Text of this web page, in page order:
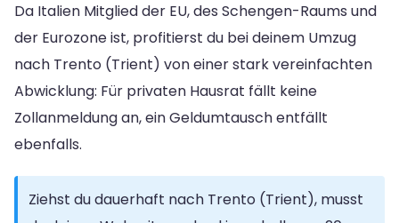
Da Italien Mitglied der EU, des Schengen-Raums und
der Eurozone ist, profitierst du bei deinem Umzug
nach Trento (Trient) von einer stark vereinfachten
Abwicklung: Für privaten Hausrat fällt keine
Zollanmeldung an, ein Geldumtausch entfällt
ebenfalls.
Ziehst du dauerhaft nach Trento (Trient), musst